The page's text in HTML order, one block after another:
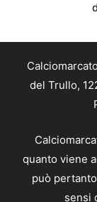
del Trullo,
quanto viene
può
sensi